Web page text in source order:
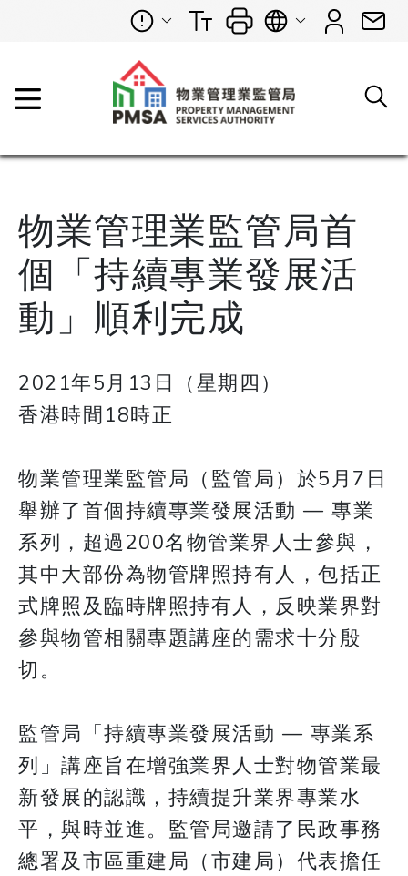
物業管理業監管局首
個「持續專業發展活
動」順利完成
2021年5月13日（星期四）
香港時間18時正
物業管理業監管局（監管局）於5月7日
舉辦了首個持續專業發展活動 — 專業
系列，超過200名物管業界人士參與，
其中大部份為物管牌照持有人，包括正
式牌照及臨時牌照持有人，反映業界對
參與物管相關專題講座的需求十分殷
切。
監管局「持續專業發展活動 — 專業系
列」講座旨在增強業界人士對物管業最
新發展的認識，持續提升業界專業水
平，與時並進。監管局邀請了民政事務
總署及市區重建局（市建局）代表擔任